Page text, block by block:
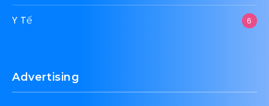
Y Tế 6
Advertising